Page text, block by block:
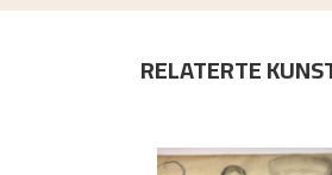
RELATERTE